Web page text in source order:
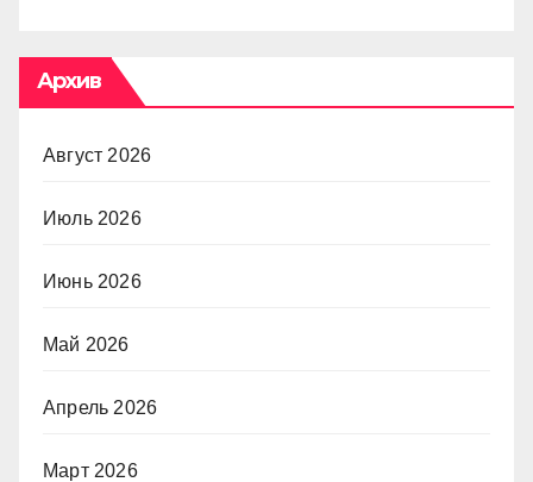
Архив
Август 2026
Июль 2026
Июнь 2026
Май 2026
Апрель 2026
Март 2026